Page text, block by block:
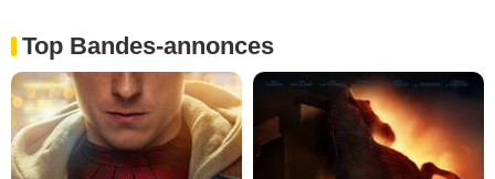
Top Bandes-annonces